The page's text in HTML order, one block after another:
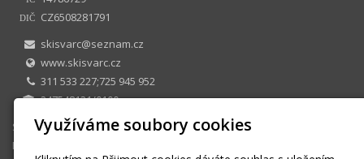
DIČ
CZ6508281791
skisvarc@seznam.cz
www.skisvarc.cz
311 533 227;725 945 952
247548131/0100
SKI CENTRUM Petr Švarc
E-shop
Využíváme soubory cookies